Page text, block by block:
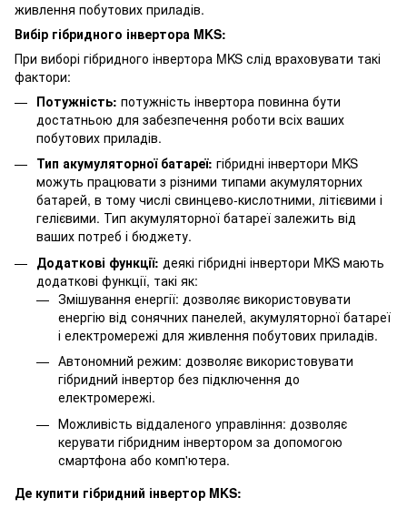
живлення побутових приладів.
Вибір гібридного інвертора MKS:
При виборі гібридного інвертора MKS слід враховувати такі
фактори:
Потужність: потужність інвертора повинна бути
достатньою для забезпечення роботи всіх ваших
побутових приладів.
Тип акумуляторної батареї: гібридні інвертори MKS
можуть працювати з різними типами акумуляторних
батарей, в тому числі свинцево-кислотними, літієвими і
гелієвими. Тип акумуляторної батареї залежить від
ваших потреб і бюджету.
Додаткові функції: деякі гібридні інвертори MKS мають
додаткові функції, такі як:
Змішування енергії: дозволяє використовувати
енергію від сонячних панелей, акумуляторної батареї
і електромережі для живлення побутових приладів.
Автономний режим: дозволяє використовувати
гібридний інвертор без підключення до
електромережі.
Можливість віддаленого управління: дозволяє
керувати гібридним інвертором за допомогою
смартфона або комп'ютера.
Де купити гібридний інвертор MKS: